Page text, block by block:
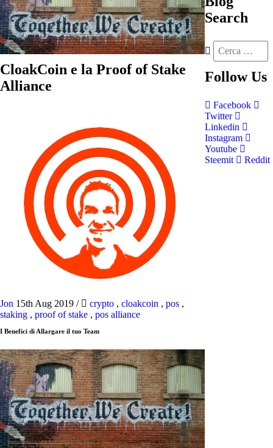
CloakCoin e la Proof of Stake
Alliance
Jon 15th Aug 2019 / crypto , cloakcoin , pos ,
staking , proof of stake , pos alliance
I Benefici di Allargare il tuo Team
Search
Follow Us
Facebook
Twitter
Linkedin
Instagram
Youtube
Steemit
Reddit